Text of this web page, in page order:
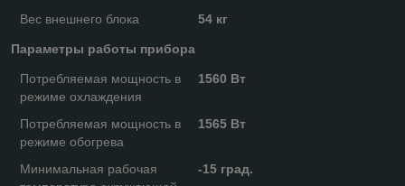
Вес внешнего блока 54 кг
Параметры работы прибора
Потребляемая мощность в
режиме охлаждения
1560 Вт
Потребляемая мощность в
режиме обогрева
1565 Вт
Минимальная рабочая
-15 град.